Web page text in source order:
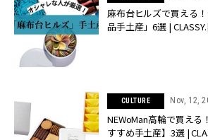
麻布台ヒルズで買える
品手土産」6選 |
CULTURE Nov, 12,
NEWoMan高輪で買える
すすめ手土産】3選 |